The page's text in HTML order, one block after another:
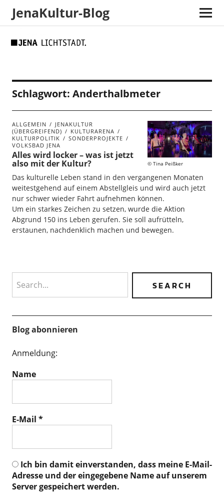
map
JenaKultur-Blog
Schlagwort: Anderthalbmeter
Tina Peißker
ALLGEMEIN
JENAKULTUR
(ÜBERGREIFEND)
KULTURARENA
KULTURPOLITIK
SONDERPROJEKTE
VOLKSBAD JENA
Alles wird locker – was ist jetzt
also mit der Kultur?
Das kulturelle Leben stand in den vergangenen Monaten
weitestgehend auf einem Abstellgleis und wird auch jetzt
nur schwer wieder Fahrt aufnehmen können.
Um ein starkes Zeichen zu setzen, wurde die Aktion
Abgrund 150 ins Leben gerufen. Sie soll aufrütteln,
erstaunen, nachdenklich machen und bewegen.
Blog abonnieren
Anmeldung:
Name
E-Mail *
Ich bin damit einverstanden, dass meine E-Mail-
Adresse und der eingegebene Name auf unserem
Server gespeichert werden.